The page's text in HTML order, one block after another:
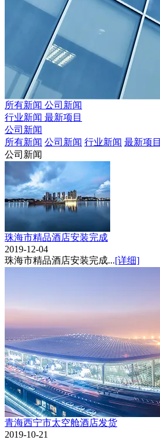
所有新闻 公司新闻
行业新闻 最新项目
公司新闻
所有新闻 公司新闻 行业新闻 最新项目
公司新闻
珠海市精品酒店安装完成
2019-12-04
珠海市精品酒店安装完成...[详细]
青海西宁市太空舱酒店发货
2019-10-21